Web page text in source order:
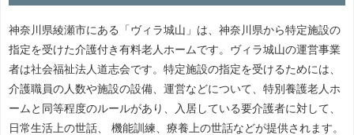
神奈川県綾瀬市にある「ヴィラ城山」は、神奈川県から特定施設の
指定を受けた介護付き有料老人ホームです。ヴィラ城山の運営事業
者は社会福祉法人道志会です。特定施設の指定を受けるためには、
介護職員の人数や施設の設備、運営などについて、特別養護老人ホ
ームと同等程度のルールがあり、入居している要介護者に対して、
日常生活上の世話、 機能訓練、療養上の世話などが提供されます。